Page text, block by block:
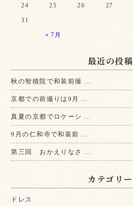
« 7月
24 25 26 27
31
最近の投稿
秋の智積院で和装前撮 ...
京都での前撮りは9月 ...
真夏の京都でロケーシ ...
9月の仁和寺で和装前 ...
第三回 おかえりなさ ...
カテゴリー
ドレス